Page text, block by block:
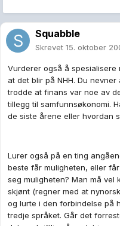
Squabble
Skrevet 15. oktober
Vurderer også å spesialisere
at det blir på NHH. Du
trodde at finans var noe av
tillegg til samfunnsøkonomi.
de siste årene eller hvordan
Lurer også på en ting
beste får muligheten, eller
seg muligheten? Man må
skjønt (regner med at
og lurte i den forbindelse på
tredje språket. Går det